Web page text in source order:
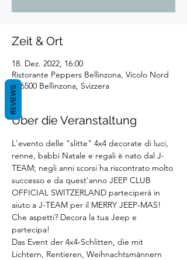
Zeit & Ort
18. Dez. 2022, 16:00
Ristorante Peppers Bellinzona, Vicolo Nord
1, 6500 Bellinzona, Svizzera
Über die Veranstaltung
L'evento delle "slitte" 4x4 decorate di luci,
renne, babbi Natale e regali è nato dal J-
TEAM; negli anni scorsi ha riscontrato molto
successo e da quest'anno JEEP CLUB
OFFICIAL SWITZERLAND parteciperà in
aiuto a J-TEAM per il MERRY JEEP-MAS!
Che aspetti? Decora la tua Jeep e
partecipa!
Das Event der 4x4-Schlitten, die mit
Lichtern, Rentieren, Weihnachtsmännern
REVIEWS